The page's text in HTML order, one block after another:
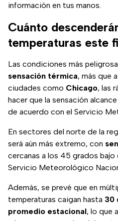
información en tus manos.
Cuánto
temperaturas este
Las condiciones más
sensación térmica, más que
ciudades como Chicago, las
hacer que la sensación
de acuerdo con el Servicio
En sectores del norte de la
será aún más extremo, con
cercanas a los 45 grados
Servicio Meteorológico
Además, se prevé que en
temperaturas caigan hasta 30
promedio estacional, lo que